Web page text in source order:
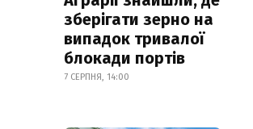
зберігати зерно на
випадок тривалої
блокади портів
7 СЕРПНЯ, 14:00